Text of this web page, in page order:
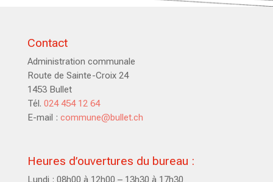
Contact
Administration communale
Route de Sainte-Croix 24
1453 Bullet
Tél. 024 454 12 64
E-mail : commune@bullet.ch
Heures d’ouvertures du bureau :
Lundi : 08h00 à 12h00 – 13h30 à 17h30